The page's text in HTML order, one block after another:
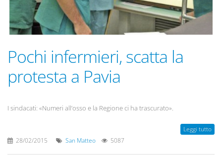
Pochi infermieri, scatta la
protesta a Pavia
I sindacati: «Numeri all’osso e la Regione ci ha trascurato».
Leggi tutto
28/02/2015 San Matteo 5087